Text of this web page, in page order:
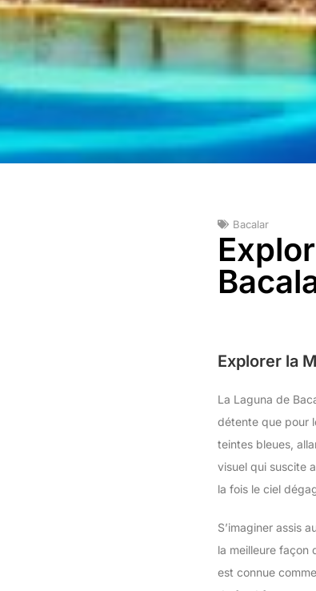
Bacalar
Explorer la
La Laguna de
détente que pour
teintes bleues,
visuel qui suscite
la fois le ciel
S’imaginer assis
la meilleure façon
est connue